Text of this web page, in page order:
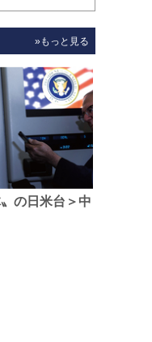
»もっと見る
の日米台＞中